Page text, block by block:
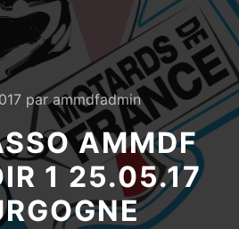
parammdfadmin
AMMDF
1 25.05.17